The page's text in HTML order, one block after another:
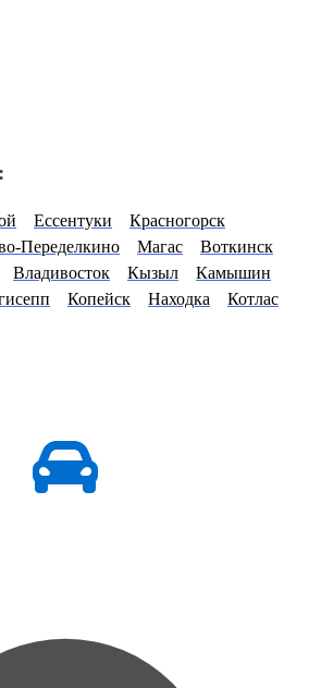
Ессентуки
Красногорск
Переделкино Магас
Воткинск
Владивосток Кызыл
Камышин
Копейск Находка
Котлас